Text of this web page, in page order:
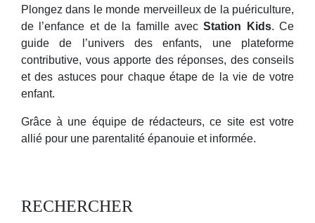
Plongez dans le monde merveilleux de la puériculture,
de l’enfance et de la famille avecStation Kids. Ce
guide de l’univers des enfants, une plateforme
contributive, vous apporte des réponses, des conseils
et des astuces pour chaque étape de la vie de votre
enfant.
Grâce à une équipe de rédacteurs, ce site est votre
allié pour une parentalité épanouie et informée.
RECHERCHER